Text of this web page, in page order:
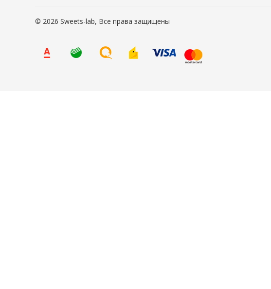
© 2026 Sweets-lab, Все права защищены